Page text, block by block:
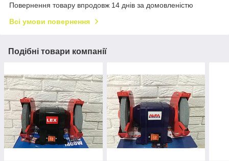
Повернення товару впродовж 14 днів за домовленістю
Всі умови повернення
Подібні товари компанії